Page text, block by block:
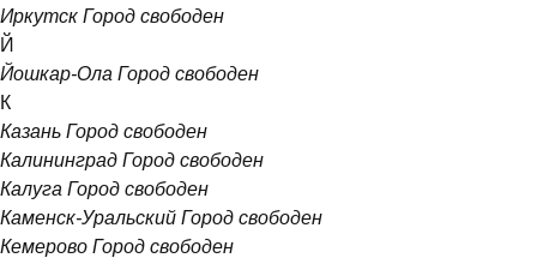
Иркутск Город свободен
Й
Йошкар-Ола Город свободен
К
Казань Город свободен
Калининград Город свободен
Калуга Город свободен
Каменск-Уральский Город свободен
Кемерово Город свободен